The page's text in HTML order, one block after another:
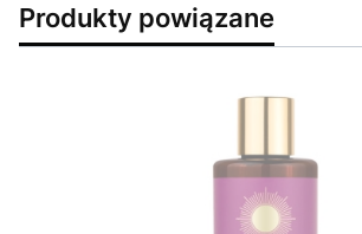
Produkty powiązane